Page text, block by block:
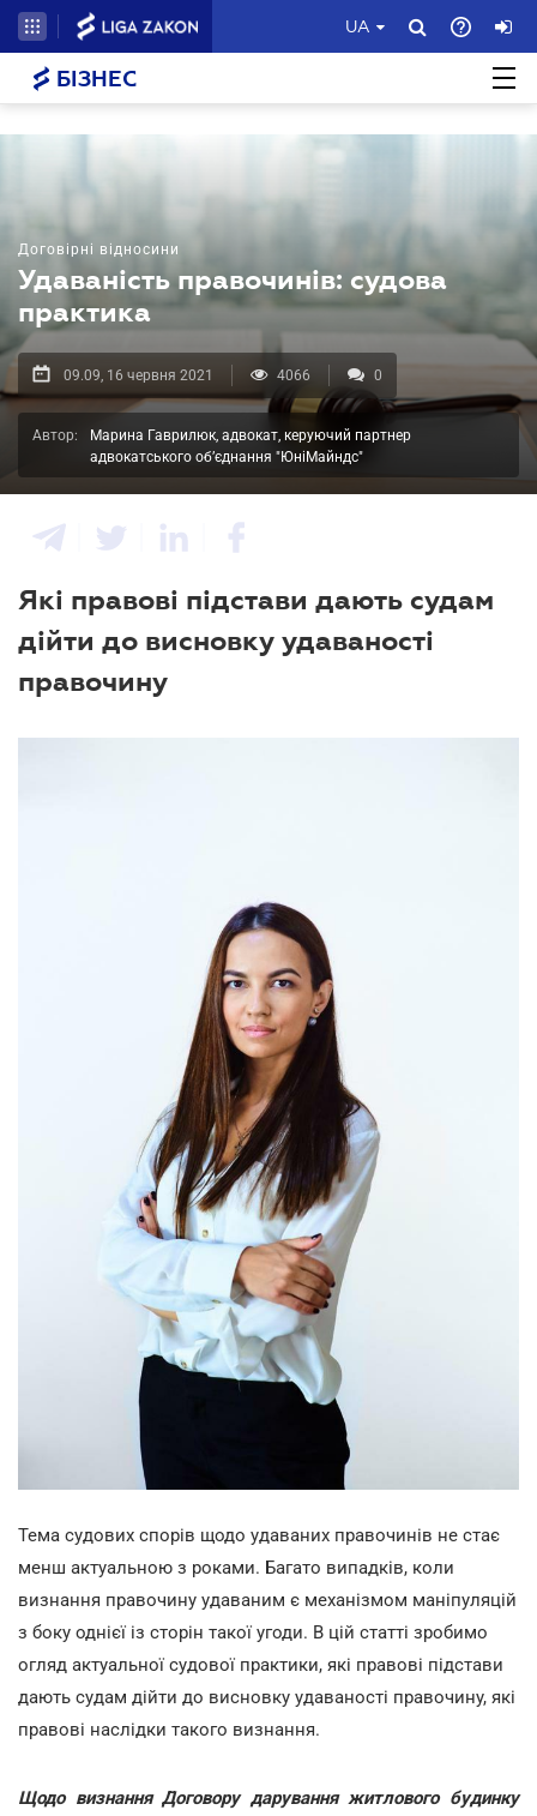
UA
БІЗНЕС
Договірні відносини
Удаваність правочинів: судова
практика
09.09, 16 червня 2021 4066 0
Автор:
Марина Гаврилюк, адвокат, керуючий партнер
адвокатського об’єднання "ЮніМайндс"
Які правові підстави дають судам
дійти до висновку удаваності
правочину
Тема судових спорів щодо удаваних правочинів не стає
менш актуальною з роками. Багато випадків, коли
визнання правочину удаваним є механізмом маніпуляцій
з боку однієї із сторін такої угоди. В цій статті зробимо
огляд актуальної судової практики, які правові підстави
дають судам дійти до висновку удаваності правочину, які
правові наслідки такого визнання.
Щодо визнання Договору дарування житлового будинку